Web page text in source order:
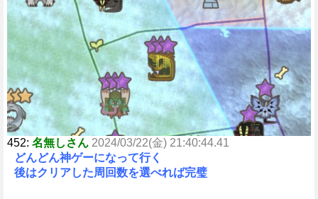
e
452: 名無しさん 2024/03/22(金) 21:40:44.41
どんどん神ゲーになって行く
後はクリアした周回数を選べれば完璧